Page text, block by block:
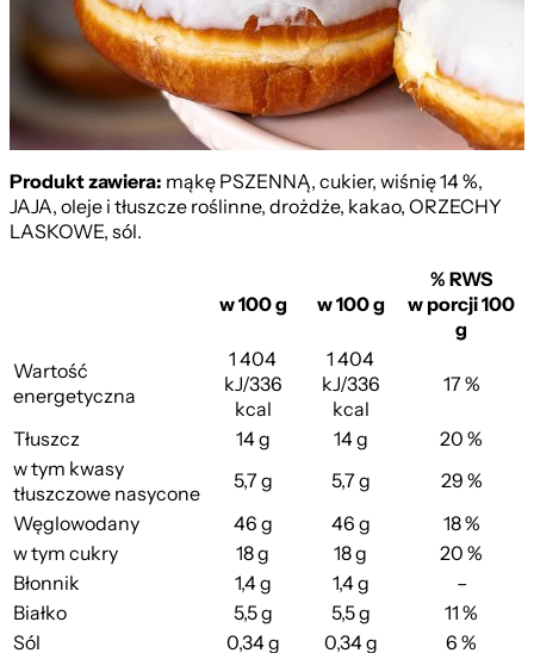
DUO
Produkt zawiera: mąkę PSZENNĄ, cukier, wiśnię 14 %,
JAJA, oleje i tłuszcze roślinne, drożdże, kakao, ORZECHY
LASKOWE, sól.
w 100 g w 100 g
% RWS
w porcji 100
g
Wartość
energetyczna
1 404
kJ/336
kcal
1 404
kJ/336
kcal
17 %
Tłuszcz 14 g 14 g
20 %
w tym kwasy
tłuszczowe nasycone
5,7 g 5,7 g
29 %
Węglowodany
46 g 46 g
18 %
w tym cukry
18 g 18 g
20 %
Błonnik
1,4 g 1,4 g
–
Białko
5,5 g 5,5 g
11 %
Sól
0,34 g 0,34 g 6 %